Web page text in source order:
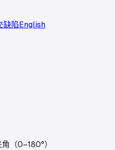
缺陷English
（0–180°）